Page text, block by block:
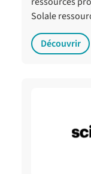
Solale
Découvrir